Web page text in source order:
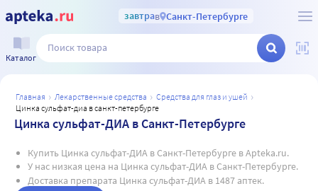
завтрав Санкт-Петербурге
Каталог
главная лекарственные средства
средства для глаз и ушей
цинка сульфат-диа в санкт-петербурге
Цинка сульфат-ДИА в Санкт-Петербурге
Купить Цинка сульфат-ДИА в Санкт-Петербурге в Apteka.ru.
У нас низкая цена на Цинка сульфат-ДИА в Санкт-Петербурге.
Доставка препарата Цинка сульфат-ДИА в 1487 аптек.